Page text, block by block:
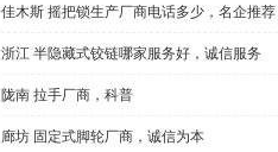
佳木斯 摇把锁生产厂商电话多少，名企推荐
浙江 半隐藏式铰链哪家服务好，诚信服务
陇南 拉手厂商，科普
廊坊 固定式脚轮厂商，诚信为本